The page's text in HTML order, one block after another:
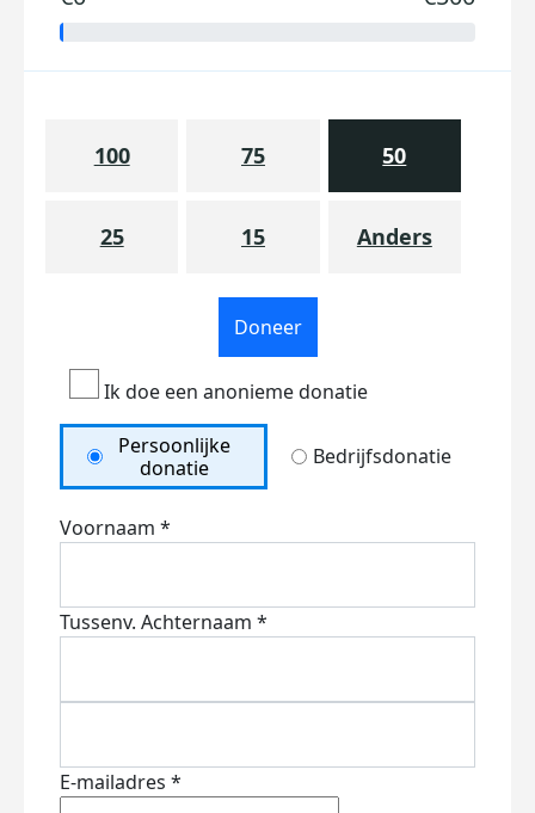
100 75 50
25 15 Anders
Doneer
Ik doe een anonieme donatie
Persoonlijke
donatie
Bedrijfsdonatie
Voornaam *
Tussenv. Achternaam *
E-mailadres *